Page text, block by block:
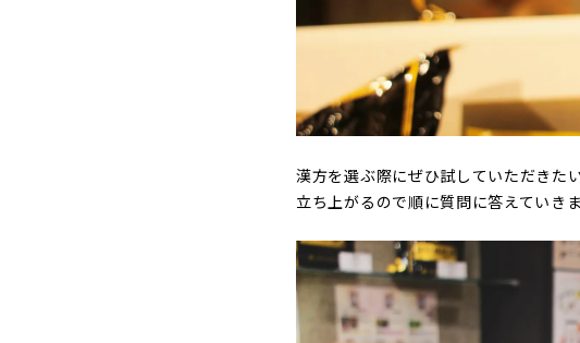
漢方を選ぶ際にぜひ試していただきた
立ち上がるので順に質問に答えていきま